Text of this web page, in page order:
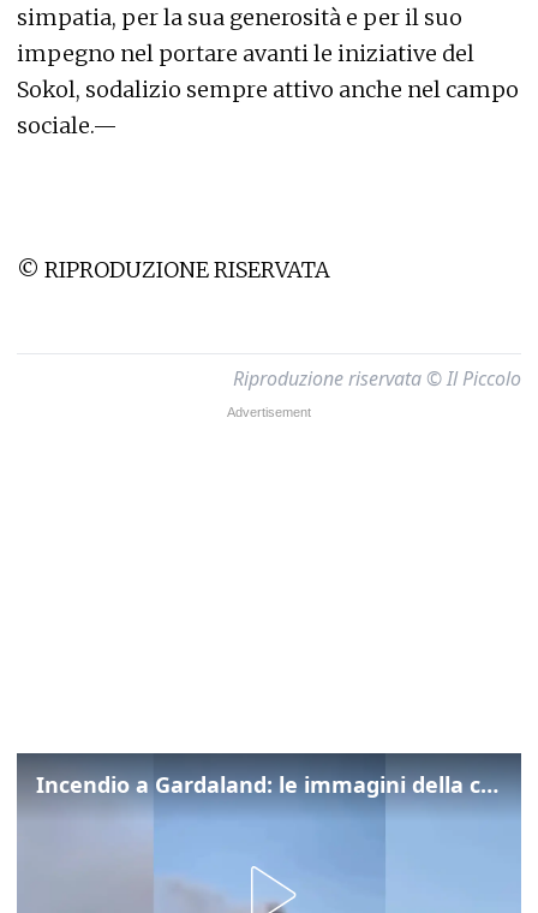
simpatia, per la sua generosità e per il suo
impegno nel portare avanti le iniziative del
Sokol, sodalizio sempre attivo anche nel campo
sociale.—
© RIPRODUZIONE RISERVATA
Riproduzione riservata © Il Piccolo
Incendio a Gardaland: le immagini della colonna di fumo